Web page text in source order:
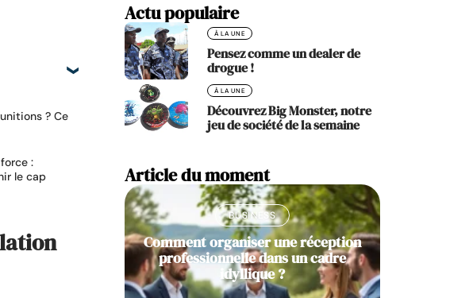
? Ce
:
le cap
Actu populaire
À LA UNE
Pensez comme un dealer de
drogue !
À LA UNE
Découvrez Big Monster, notre
jeu de société de la semaine
Article du moment
BUSINESS
Comment organiser une réception
professionnelle dans un cadre
idyllique ?